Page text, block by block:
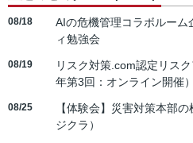
08/18
AIの危機管理コラボルー
ィ勉強会
08/19
リスク対策.com認定リス
年第3回：オンライン開催）
08/25
【体験会】災害対策本部
ジクラ）